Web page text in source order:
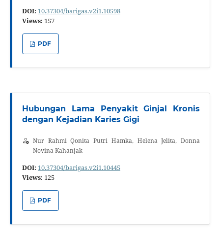
DOI: 10.37304/barigas.v2i1.10598
Views: 157
PDF
Hubungan Lama Penyakit Ginjal Kronis
dengan Kejadian Karies Gigi
Nur Rahmi Qonita Putri Hamka, Helena Jelita, Donna
Novina Kahanjak
DOI: 10.37304/barigas.v2i1.10445
Views: 125
PDF